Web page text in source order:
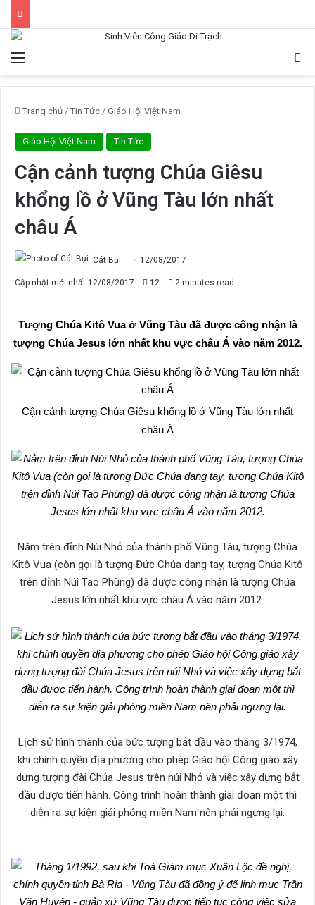
Menu
Trang chủ / Tin Tức / Giáo Hội Việt Nam
Giáo Hội Việt Nam Tin Tức
Cận cảnh tượng Chúa Giêsu
khổng lồ ở Vũng Tàu lớn nhất
châu Á
Cát Bụi 12/08/2017
Cập nhật mới nhất 12/08/2017 12 2 minutes read
Tượng Chúa Kitô Vua ở Vũng Tàu đã được công nhận là
tượng Chúa Jesus lớn nhất khu vực châu Á vào năm 2012.
Cận cảnh tượng Chúa Giêsu khổng lồ ở Vũng Tàu lớn nhất
châu Á
Nằm trên đỉnh Núi Nhỏ của thành phố Vũng Tàu, tượng Chúa
Kitô Vua (còn gọi là tượng Đức Chúa dang tay, tượng Chúa Kitô
trên đỉnh Núi Tao Phùng) đã được công nhận là tượng Chúa
Jesus lớn nhất khu vực châu Á vào năm 2012.
Lịch sử hình thành của bức tượng bắt đầu vào tháng 3/1974,
khi chính quyền địa phương cho phép Giáo hội Công giáo xây
dựng tượng đài Chúa Jesus trên núi Nhỏ và việc xây dựng bắt
đầu được tiến hành. Công trình hoàn thành giai đoạn một thì
diễn ra sự kiện giải phóng miền Nam nên phải ngưng lại.